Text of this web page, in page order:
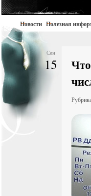
Новости Полезная
Сен
15